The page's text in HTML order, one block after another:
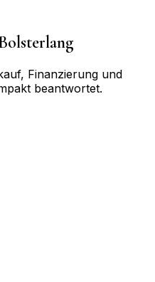
Finanzierung und
beantwortet.